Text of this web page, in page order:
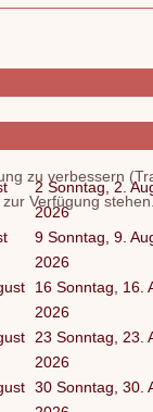
2 Sonntag, 2.
2026
9 Sonntag, 9.
2026
16 Sonntag, 16.
2026
23 Sonntag, 23.
2026
30 Sonntag, 30.
zu verbessern
Verfügung